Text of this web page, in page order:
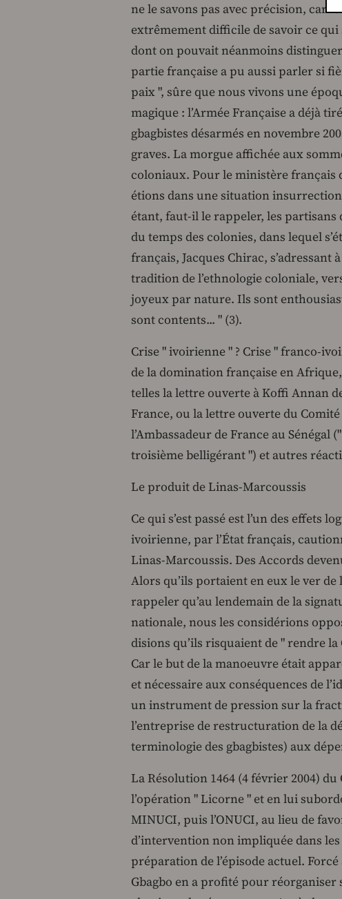
ne le savons pas avec précision, car
extrêmement difficile de savoir ce qui
dont on pouvait néanmoins
partie française a pu aussi parler si
paix ", sûre que nous vivons une
magique : l’Armée Française a déjà
gbagbistes désarmés en novembre
graves. La morgue affichée aux
coloniaux. Pour le ministère français
étions dans une situation
étant, faut-il le rappeler, les
du temps des colonies, dans lequel
français, Jacques Chirac,
tradition de l’ethnologie coloniale,
joyeux par nature. Ils sont
sont contents... " (3).
Crise " ivoirienne " ? Crise " franco-
de la domination française en
telles la lettre ouverte à Koffi Annan
France, ou la lettre ouverte du
l’Ambassadeur de France au
troisième belligérant ") et autres
Le produit de Linas-Marcoussis
Ce qui s’est passé est l’un des effets
ivoirienne, par l’État français,
Linas-Marcoussis. Des Accords
Alors qu’ils portaient en eux le ver
rappeler qu’au lendemain de la
nationale, nous les considérions
disions qu’ils risquaient de " rendre
Car le but de la manoeuvre était
et nécessaire aux conséquences de
un instrument de pression sur la
l’entreprise de restructuration de la
terminologie des gbagbistes) aux
La Résolution 1464 (4 février 2004)
l’opération " Licorne " et en lui
MINUCI, puis l’ONUCI, au lieu de
d’intervention non impliquée dans
préparation de l’épisode actuel.
Gbagbo en a profité pour